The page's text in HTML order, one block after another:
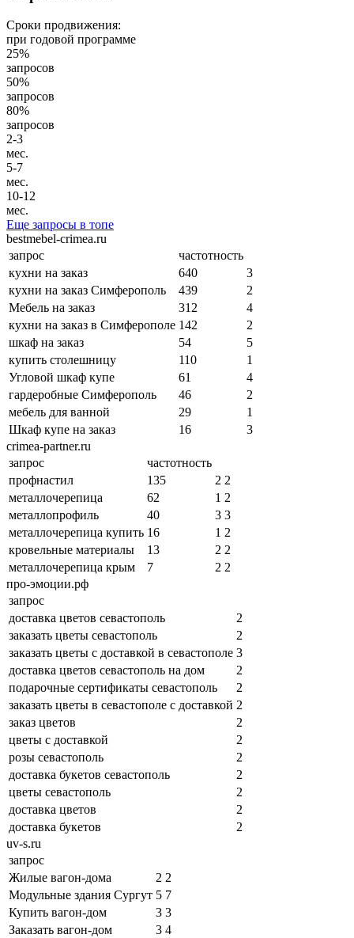
Сроки продвижения:
при годовой программе
25%
запросов
50%
запросов
80%
запросов
2-3
мес.
5-7
мес.
10-12
мес.
Еще запросы в топе
bestmebel-crimea.ru
запрос
частотность
кухни на заказ
640
3
кухни на заказ Симферополь
439
2
Мебель на заказ
312
4
кухни на заказ в Симферополе 142
2
шкаф на заказ
54
5
купить столешницу
110
1
Угловой шкаф купе
61
4
гардеробные Симферополь
46
2
мебель для ванной
29
1
Шкаф купе на заказ
16
3
crimea-partner.ru
запрос
частотность
профнастил
135 2 2
металлочерепица
62 1 2
металлопрофиль
40 3 3
металлочерепица купить 16 1 2
кровельные материалы
13 2 2
металлочерепица крым
7 2 2
про-эмоции.рф
запрос
доставка цветов севастополь
2
заказать цветы севастополь
2
заказать цветы с доставкой в севастополе 3
доставка цветов севастополь на дом
2
подарочные сертификаты севастополь
2
заказать цветы в севастополе с доставкой 2
заказ цветов
2
цветы с доставкой
2
розы севастополь
2
доставка букетов севастополь
2
цветы севастополь
2
доставка цветов
2
доставка букетов
2
uv-s.ru
запрос
Жилые вагон-дома
2 2
Модульные здания Сургут 5 7
Купить вагон-дом
3 3
Заказать вагон-дом
3 4